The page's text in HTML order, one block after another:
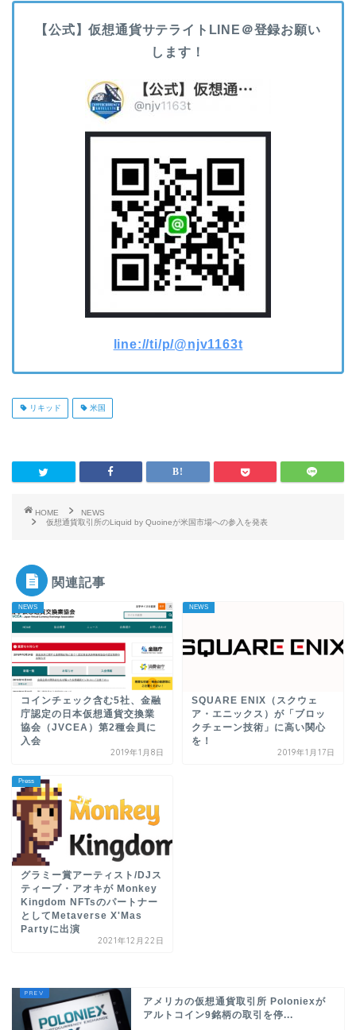
【公式】仮想通貨サテライトLINE＠登録お願い
します！
line://ti/p/@njv1163t
リキッド 米国
HOME
NEWS
仮想通貨取引所のLiquid by Quoineが米国市場への参入を発表
関連記事
NEWS
コインチェック含む5社、金融
庁認定の日本仮想通貨交換業
協会（JVCEA）第2種会員に
入会
2019年1月8日
NEWS
SQUARE ENIX（スクウェ
ア・エニックス）が「ブロッ
クチェーン技術」に高い関心
を！
2019年1月17日
Press
グラミー賞アーティスト/DJス
ティーブ・アオキが Monkey
Kingdom NFTsのパートナー
としてMetaverse X'Mas
Partyに出演
2021年12月22日
アメリカの仮想通貨取引所 Poloniexが
アルトコイン9銘柄の取引を停...